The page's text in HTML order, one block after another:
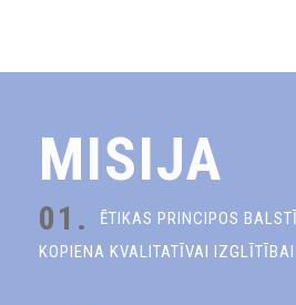
MISIJA
01.
ĒTIKAS PRINCIPOS
KOPIENA KVALITATĪVAI IZGLĪTĪBAI